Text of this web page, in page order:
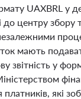
UAXBRL у
до центру збору
мають
звітність у
які